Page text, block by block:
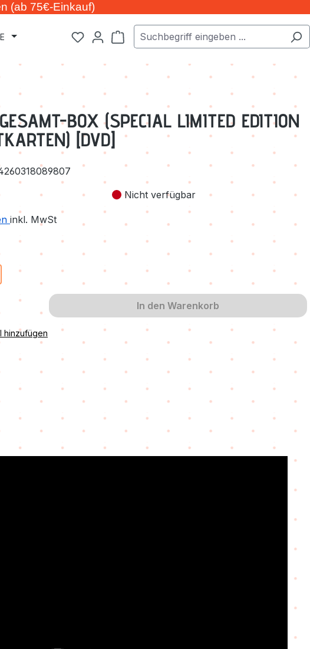
(ab 75€-Einkauf)
Warenkorb enthält 0 Positionen. Der
BOX (SPECIAL LIMITED EDITION
[DVD]
inkl. MwSt
Nicht verfügbar
zurzeit nicht verfügbar.)
Option ist zurzeit nicht verfügbar.)
In den Warenkorb
hinzufügen